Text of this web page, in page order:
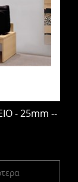
- 25mm --